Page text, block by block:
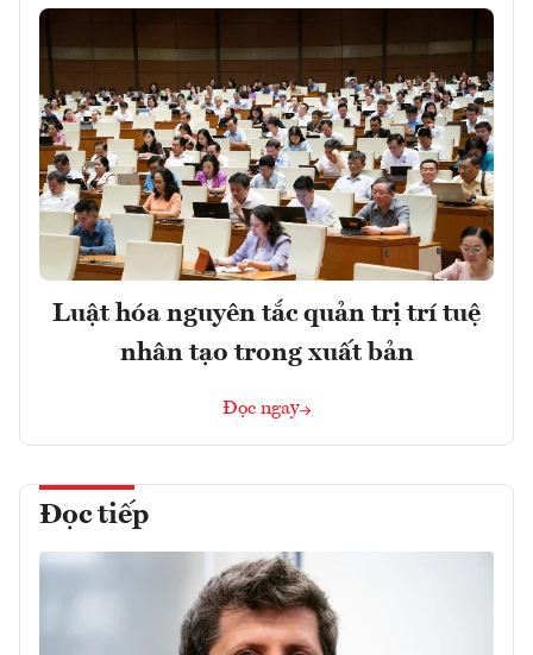
Luật hóa nguyên tắc quản trị trí tuệ
nhân tạo trong xuất bản
Đọc ngay
Đọc tiếp